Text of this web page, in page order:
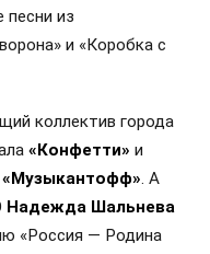
из
и «Коробка с
коллектив города
«Конфетти» и
«Музыкантофф». А
Надежда Шальнева
«Россия — Родина